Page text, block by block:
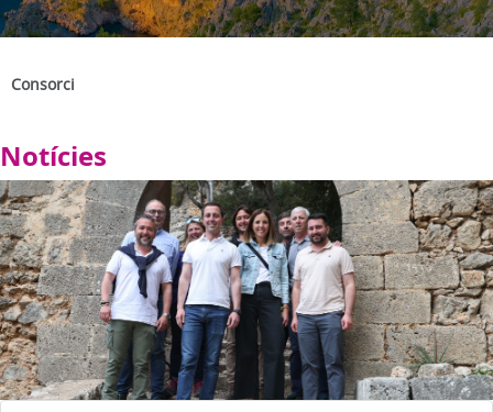
Consorci
Notícies